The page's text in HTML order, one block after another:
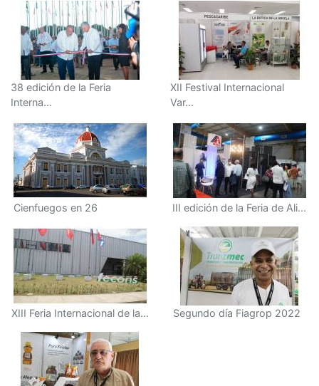
38 edición de la Feria
Interna...
XII Festival Internacional
Var...
Cienfuegos en 26 III edición de la Feria de Ali...
XIII Feria Internacional de la... Segundo día Fiagrop 2022